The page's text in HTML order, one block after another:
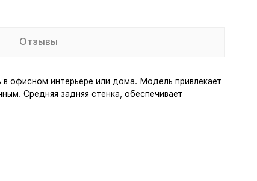
Отзывы
офисном интерьере или дома. Модель привлекает
Средняя задняя стенка, обеспечивает